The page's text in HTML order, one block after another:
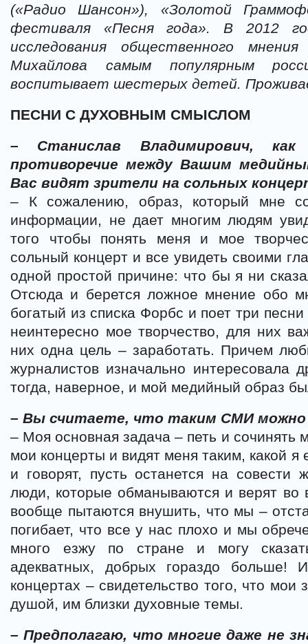
(«Радио Шансон»), «Золотой
фестиваля «Песня года». В 2012
исследования общественного
Михайлова самым популярным
воспитывает шестерых детей.
ПЕСНИ С ДУХОВНЫМ СМЫСЛОМ
– Станислав Владимирович, как
противоречие между Вашим
Вас видят зрители на сольных
– К сожалению, образ, который мне
информации, не дает многим людям
того чтобы понять меня и мое
сольный концерт и все увидеть своими
одной простой причине: что бы я ни
Отсюда и берется ложное мнение обо
богатый из списка Форбс и поет три
неинтересно мое творчество, для них
них одна цель – заработать. Причем
журналистов изначально интересовала
тогда, наверное, и мой медийный образ
– Вы считаете, что таким СМИ
– Моя основная задача – петь и сочинять
мои концерты и видят меня таким, какой
и говорят, пусть останется на совести
люди, которые обманываются и верят во
вообще пытаются внушить, что мы –
погибает, что все у нас плохо и мы
много езжу по стране и могу
адекватных, добрых гораздо больше!
концертах – свидетельство того, что мои
душой, им близки духовные темы.
– Предполагаю, что многие даже не